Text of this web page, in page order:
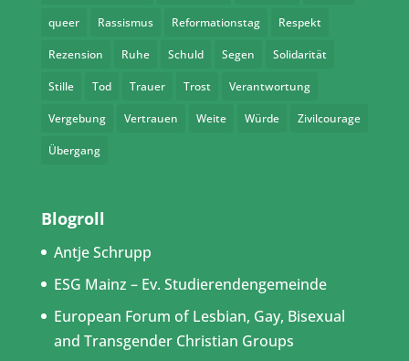
queer Rassismus Reformationstag Respekt
Rezension Ruhe Schuld Segen Solidarität
Stille Tod Trauer Trost Verantwortung
Vergebung Vertrauen Weite Würde Zivilcourage
Übergang
Blogroll
Antje Schrupp
ESG Mainz – Ev. Studierendengemeinde
European Forum of Lesbian, Gay, Bisexual
and Transgender Christian Groups